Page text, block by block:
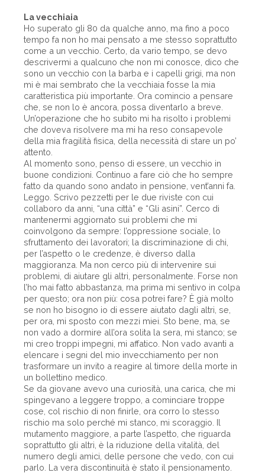
La vecchiaia
Ho superato gli 80 da qualche anno, ma fino a poco
tempo fa non ho mai pensato a me stesso soprattutto
come a un vecchio. Certo, da vario tempo, se devo
descrivermi a qualcuno che non mi conosce, dico che
sono un vecchio con la barba e i capelli grigi, ma non
mi è mai sembrato che la vecchiaia fosse la mia
caratteristica più importante. Ora comincio a pensare
che, se non lo è ancora, possa diventarlo a breve.
Un’operazione che ho subito mi ha risolto i problemi
che doveva risolvere ma mi ha reso consapevole
della mia fragilità fisica, della necessità di stare un po’
attento.
Al momento sono, penso di essere, un vecchio in
buone condizioni. Continuo a fare ciò che ho sempre
fatto da quando sono andato in pensione, vent’anni fa.
Leggo. Scrivo pezzetti per le due riviste con cui
collaboro da anni, “una città” e “Gli asini”. Cerco di
mantenermi aggiornato sui problemi che mi
coinvolgono da sempre: l’oppressione sociale, lo
sfruttamento dei lavoratori; la discriminazione di chi,
per l’aspetto o le credenze, è diverso dalla
maggioranza. Ma non cerco più di intervenire sui
problemi, di aiutare gli altri, personalmente. Forse non
l’ho mai fatto abbastanza, ma prima mi sentivo in colpa
per questo; ora non più: cosa potrei fare? È già molto
se non ho bisogno io di essere aiutato dagli altri, se,
per ora, mi sposto con mezzi miei. Sto bene, ma, se
non vado a dormire all’ora solita la sera, mi stanco; se
mi creo troppi impegni, mi affatico. Non vado avanti a
elencare i segni del mio invecchiamento per non
trasformare un invito a reagire al timore della morte in
un bollettino medico.
Se da giovane avevo una curiosità, una carica, che mi
spingevano a leggere troppo, a cominciare troppe
cose, col rischio di non finirle, ora corro lo stesso
rischio ma solo perché mi stanco, mi scoraggio. Il
mutamento maggiore, a parte l’aspetto, che riguarda
soprattutto gli altri, è la riduzione della vitalità, del
numero degli amici, delle persone che vedo, con cui
parlo. La vera discontinuità è stato il pensionamento.